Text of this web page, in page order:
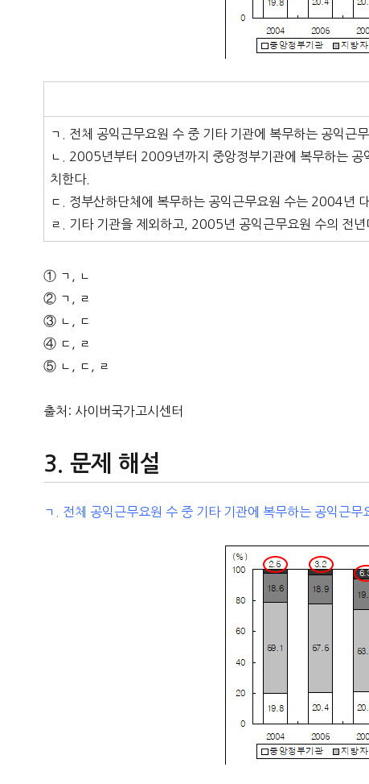
ㄱ. 전체 공익근무요원 수 중 기타 기관에 복무하는 공익근
ㄴ. 2005년부터 2009년까지 중앙정부기관에 복무하는 공
치한다.
ㄷ. 정부산하단체에 복무하는 공익근무요원 수는 2004년
ㄹ. 기타 기관을 제외하고, 2005년 공익근무요원 수의 전
① ㄱ, ㄴ
② ㄱ, ㄹ
③ ㄴ, ㄷ
④ ㄷ, ㄹ
⑤ ㄴ, ㄷ, ㄹ
출처: 사이버국가고시센터
문제 해설
ㄱ. 전체 공익근무요원 수 중 기타 기관에 복무하는 공익근